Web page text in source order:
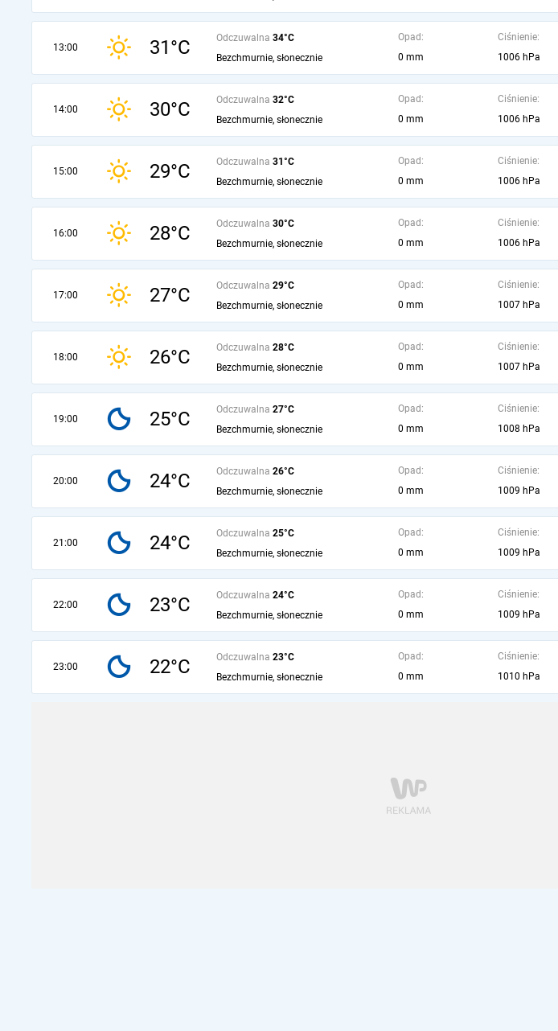
13:00 31°C Odczuwalna 34°C
Bezchmurnie, słonecznie
Opad:
0 mm
Ciśnienie:
1006 hPa
14:00 30°C Odczuwalna 32°C
Bezchmurnie, słonecznie
Opad:
0 mm
Ciśnienie:
1006 hPa
15:00 29°C Odczuwalna 31°C
Bezchmurnie, słonecznie
Opad:
0 mm
Ciśnienie:
1006 hPa
16:00 28°C Odczuwalna 30°C
Bezchmurnie, słonecznie
Opad:
0 mm
Ciśnienie:
1006 hPa
17:00 27°C Odczuwalna 29°C
Bezchmurnie, słonecznie
Opad:
0 mm
Ciśnienie:
1007 hPa
18:00 26°C Odczuwalna 28°C
Bezchmurnie, słonecznie
Opad:
0 mm
Ciśnienie:
1007 hPa
19:00 25°C Odczuwalna 27°C
Bezchmurnie, słonecznie
Opad:
0 mm
Ciśnienie:
1008 hPa
20:00 24°C Odczuwalna 26°C
Bezchmurnie, słonecznie
Opad:
0 mm
Ciśnienie:
1009 hPa
21:00 24°C Odczuwalna 25°C
Bezchmurnie, słonecznie
Opad:
0 mm
Ciśnienie:
1009 hPa
22:00 23°C Odczuwalna 24°C
Bezchmurnie, słonecznie
Opad:
0 mm
Ciśnienie:
1009 hPa
23:00 22°C Odczuwalna 23°C
Bezchmurnie, słonecznie
Opad:
0 mm
Ciśnienie:
1010 hPa